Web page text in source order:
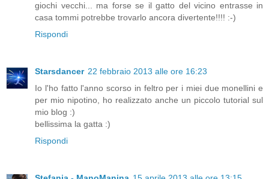
giochi vecchi... ma forse se il gatto del vicino entrasse in
casa tommi potrebbe trovarlo ancora divertente!!!! :-)
Rispondi
Starsdancer 22 febbraio 2013 alle ore 16:23
Io l'ho fatto l'anno scorso in feltro per i miei due monellini e
per mio nipotino, ho realizzato anche un piccolo tutorial sul
mio blog :)
bellissima la gatta :)
Rispondi